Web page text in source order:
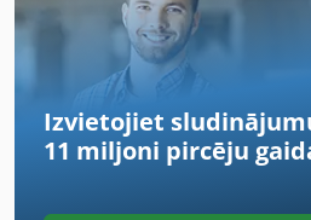
Cilindru skaits: 6 Dzinēja tilpums:
momenta pieaugums: 51,3
Izvietojiet
11 miljoni pircēju